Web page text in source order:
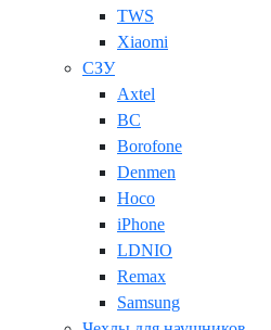
TWS
Xiaomi
СЗУ
Axtel
BC
Borofone
Denmen
Hoco
iPhone
LDNIO
Remax
Samsung